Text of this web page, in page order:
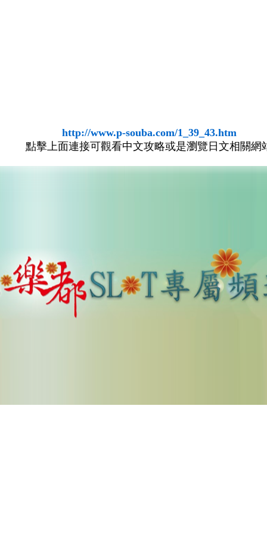
http://www.p-souba.com/1_39_43.htm
點擊上面連接可觀看中文攻略或是瀏覽日文相關網